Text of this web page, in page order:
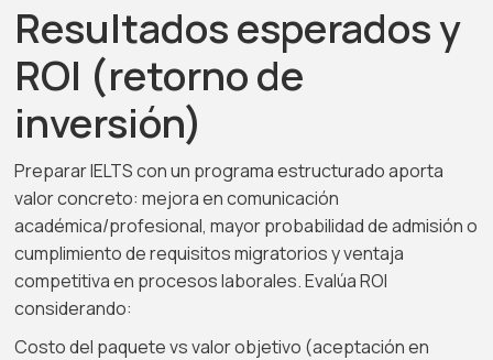
Resultados esperados y
ROI (retorno de
inversión)
Preparar IELTS con un programa estructurado aporta
valor concreto: mejora en comunicación
académica/profesional, mayor probabilidad de admisión o
cumplimiento de requisitos migratorios y ventaja
competitiva en procesos laborales. Evalúa ROI
considerando:
Costo del paquete vs valor objetivo (aceptación en